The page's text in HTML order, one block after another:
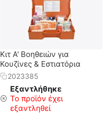
Κιτ Α' Βοηθειών για
Κουζίνες & Εστιατόρια
2023385
Εξαντλήθηκε
Το προϊόν έχει
εξαντληθεί